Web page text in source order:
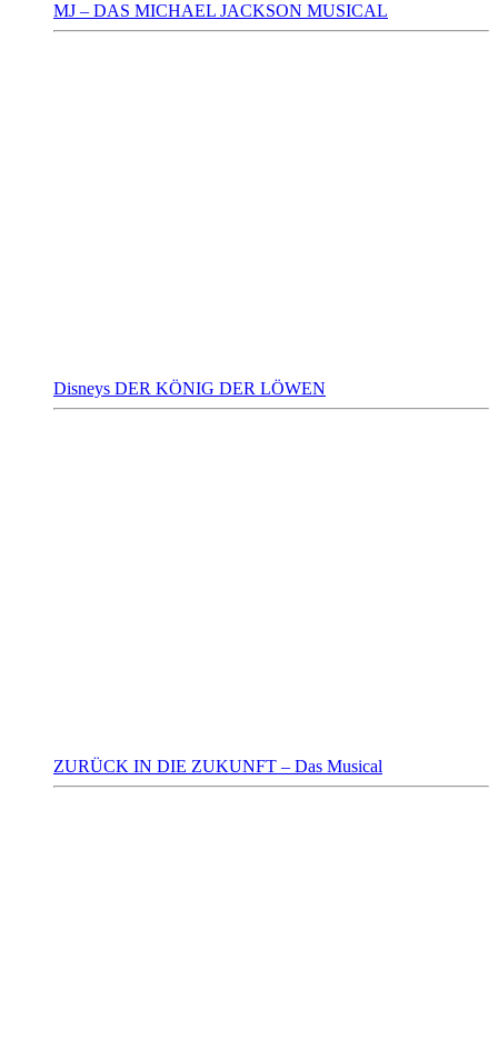
MJ – DAS MICHAEL JACKSON MUSICAL
Disneys DER KÖNIG DER LÖWEN
ZURÜCK IN DIE ZUKUNFT – Das Musical